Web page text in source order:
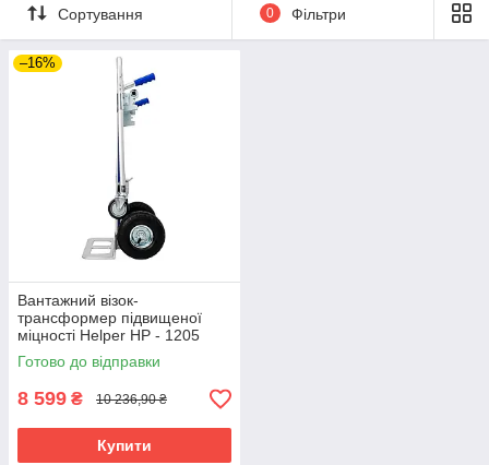
Сортування 0 Фільтри
–16%
Вантажний візок-
трансформер підвищеної
міцності Helper HP - 1205
вантажопідйомність 250 кг
візок для перевезення
Готово до відправки
8 599 ₴ 10 236,90 ₴
Купити